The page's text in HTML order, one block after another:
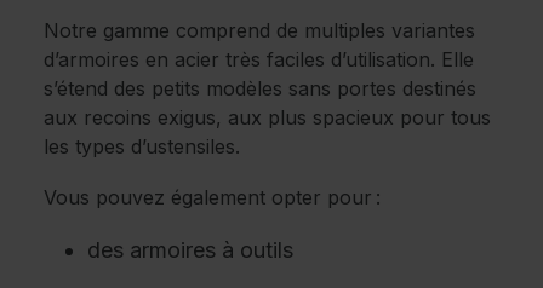
Notre gamme comprend de multiples variantes
d’armoires en acier très faciles d’utilisation. Elle
s’étend des petits modèles sans portes destinés
aux recoins exigus, aux plus spacieux pour tous
les types d’ustensiles.
Vous pouvez également opter pour :
des armoires à outils